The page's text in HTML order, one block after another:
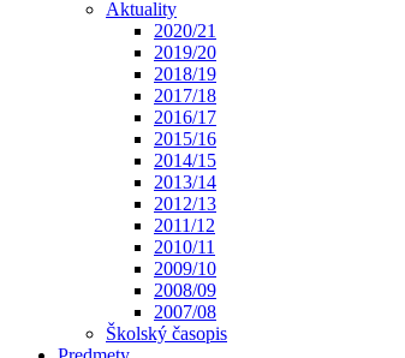
Aktuality
2020/21
2019/20
2018/19
2017/18
2016/17
2015/16
2014/15
2013/14
2012/13
2011/12
2010/11
2009/10
2008/09
2007/08
Školský časopis